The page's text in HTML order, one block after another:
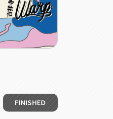
FINISHED